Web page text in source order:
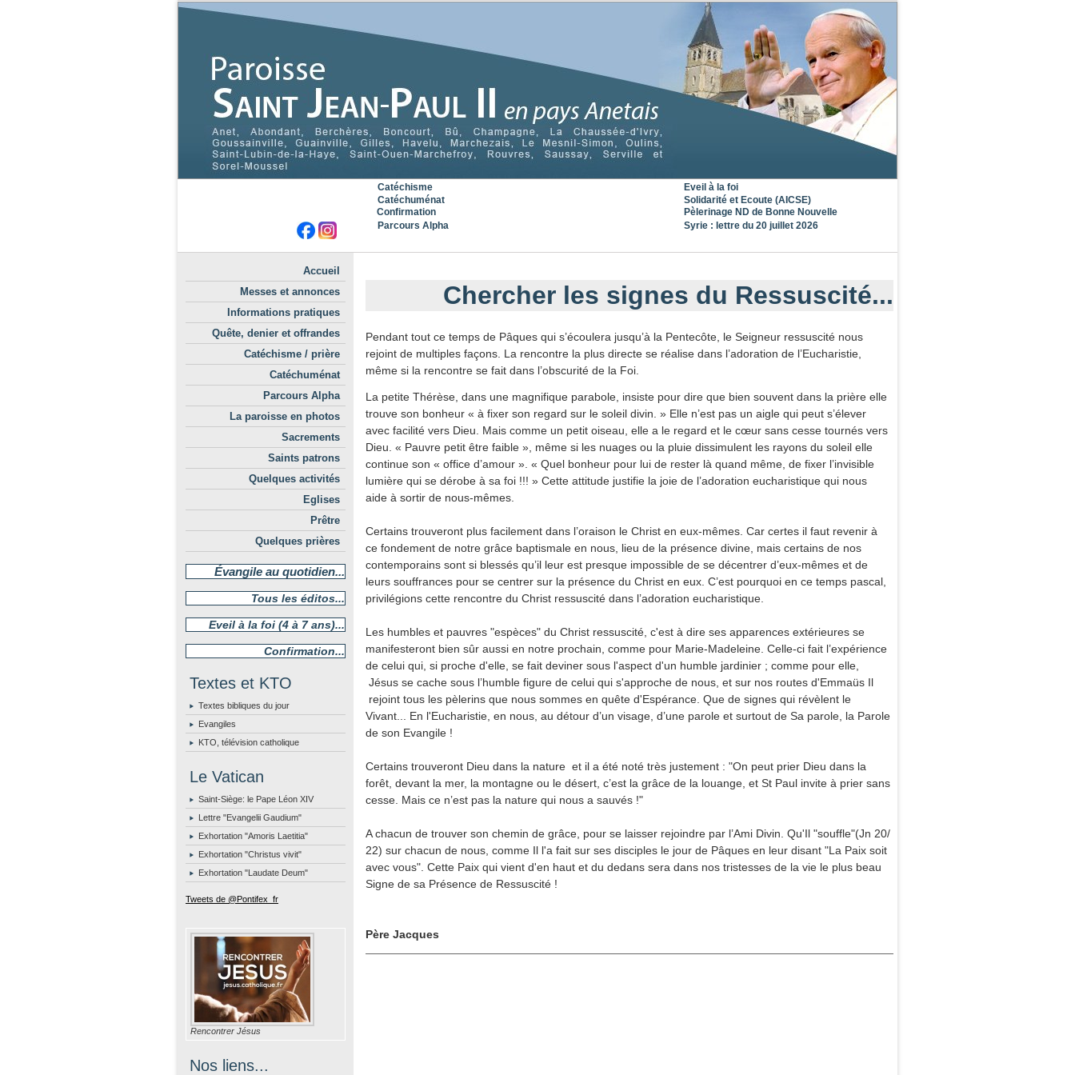
Catéchisme
Eveil à la foi
Catéchuménat
Solidarité et Ecoute (AICSE)
Confirmation
Pèlerinage ND de Bonne Nouvelle
Parcours Alpha
Syrie : lettre du 20 juillet 2026
Accueil
Messes et annonces
Informations pratiques
Quête, denier et offrandes
Catéchisme / prière
Catéchuménat
Parcours Alpha
La paroisse en photos
Sacrements
Saints patrons
Quelques activités
Eglises
Prêtre
Quelques prières
Évangile au quotidien...
Tous les éditos...
Eveil à la foi (4 à 7 ans)...
Confirmation...
Textes et KTO
Textes bibliques du jour
Evangiles
KTO, télévision catholique
Le Vatican
Saint-Siège: le Pape Léon XIV
Lettre "Evangelii Gaudium"
Exhortation "Amoris Laetitia"
Exhortation "Christus vivit"
Exhortation "Laudate Deum"
Tweets de @Pontifex_fr
Rencontrer Jésus
Nos liens...
​Chercher les signes du Ressuscité...
Pendant tout ce temps de Pâques qui s’écoulera jusqu’à la Pentecôte, le Seigneur ressuscité nous
rejoint de multiples façons. La rencontre la plus directe se réalise dans l’adoration de l’Eucharistie,
même si la rencontre se fait dans l’obscurité de la Foi.
La petite Thérèse, dans une magnifique parabole, insiste pour dire que bien souvent dans la prière elle
trouve son bonheur « à fixer son regard sur le soleil divin. » Elle n’est pas un aigle qui peut s’élever
avec facilité vers Dieu. Mais comme un petit oiseau, elle a le regard et le cœur sans cesse tournés vers
Dieu. « Pauvre petit être faible », même si les nuages ou la pluie dissimulent les rayons du soleil elle
continue son « office d’amour ». « Quel bonheur pour lui de rester là quand même, de fixer l’invisible
lumière qui se dérobe à sa foi !!! » Cette attitude justifie la joie de l’adoration eucharistique qui nous
aide à sortir de nous-mêmes.
Certains trouveront plus facilement dans l’oraison le Christ en eux-mêmes. Car certes il faut revenir à
ce fondement de notre grâce baptismale en nous, lieu de la présence divine, mais certains de nos
contemporains sont si blessés qu’il leur est presque impossible de se décentrer d’eux-mêmes et de
leurs souffrances pour se centrer sur la présence du Christ en eux. C’est pourquoi en ce temps pascal,
privilégions cette rencontre du Christ ressuscité dans l’adoration eucharistique.
Les humbles et pauvres "espèces" du Christ ressuscité, c'est à dire ses apparences extérieures se
manifesteront bien sûr aussi en notre prochain, comme pour Marie-Madeleine. Celle-ci fait l’expérience
de celui qui, si proche d'elle, se fait deviner sous l'aspect d'un humble jardinier ; comme pour elle,
Jésus se cache sous l’humble figure de celui qui s'approche de nous, et sur nos routes d'Emmaüs Il
rejoint tous les pèlerins que nous sommes en quête d'Espérance. Que de signes qui révèlent le
Vivant... En l'Eucharistie, en nous, au détour d’un visage, d’une parole et surtout de Sa parole, la Parole
de son Evangile !
Certains trouveront Dieu dans la nature et il a été noté très justement : "On peut prier Dieu dans la
forêt, devant la mer, la montagne ou le désert, c’est la grâce de la louange, et St Paul invite à prier sans
cesse. Mais ce n’est pas la nature qui nous a sauvés !"
A chacun de trouver son chemin de grâce, pour se laisser rejoindre par l’Ami Divin. Qu'Il "souffle"(Jn 20/
22) sur chacun de nous, comme Il l'a fait sur ses disciples le jour de Pâques en leur disant "La Paix soit
avec vous". Cette Paix qui vient d'en haut et du dedans sera dans nos tristesses de la vie le plus beau
Signe de sa Présence de Ressuscité !
Père Jacques